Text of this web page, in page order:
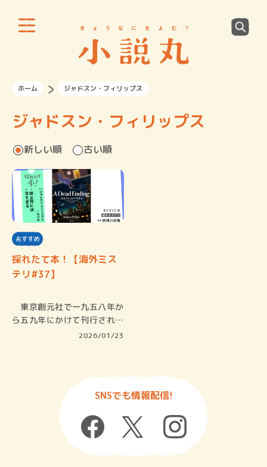
ホーム ジャドスン・フィリップス
ジャドスン・フィリップス
新しい順 古い順
おすすめ
採れたて本！【海外ミス
テリ#37】
東京創元社で一九五八年か
ら五九年にかけて刊行された
2026/01/23
SNSでも情報配信!